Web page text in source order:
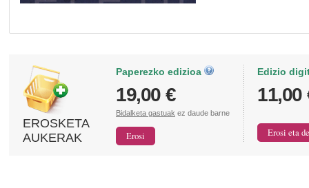
EROSKETA
AUKERAK
Paperezko edizioa
19,00 €
Bidalketa gastuak ez daude barne
Edizio
11,00